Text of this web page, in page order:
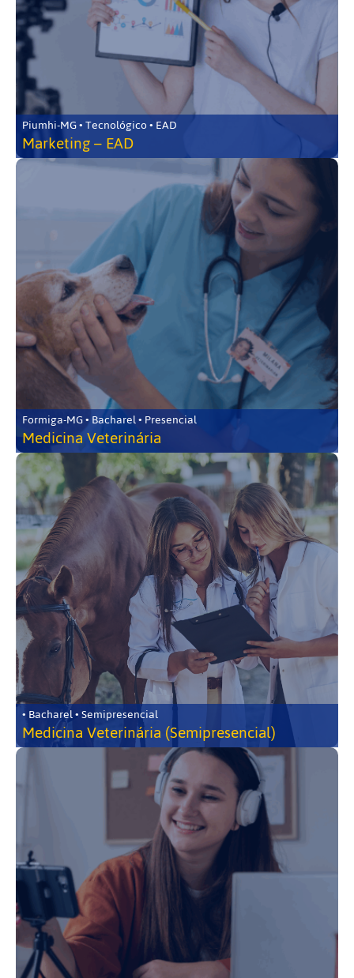
Piumhi-MG • Tecnológico • EAD
Marketing – EAD
Formiga-MG • Bacharel • Presencial
Medicina Veterinária
• Bacharel • Semipresencial
Medicina Veterinária (Semipresencial)